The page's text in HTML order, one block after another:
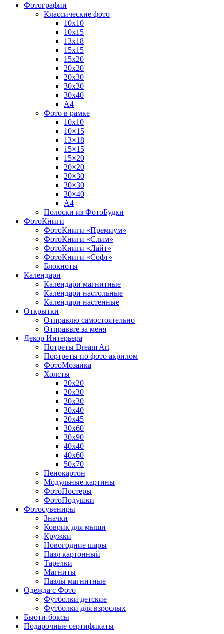
Фотографии
Классические фото
10х10
10х15
13х18
15х15
15х20
20х20
20х30
30х30
30х40
А4
Фото в рамке
10х10
10×15
13×18
15×15
15×20
20×20
20×30
30×30
30×40
A4
Полоски из ФотоБудки
ФотоКниги
ФотоКниги «Премиум»
ФотоКниги «Слим»
ФотоКниги «Лайт»
ФотоКниги «Софт»
Блокноты
Календари
Календари магнитные
Календари настольные
Календари настенные
Открытки
Отправлю самостоятельно
Отправьте за меня
Декор Интерьера
Потреты Dream Art
Портреты по фото акрилом
ФотоМозаика
Холсты
20х20
20х30
30х30
30х40
20х45
30х60
30х90
40х40
40х60
50х70
Пенокартон
Модульные картины
ФотоПостеры
ФотоПодушки
Фотоcувениры
Значки
Коврик для мыши
Кружки
Новогодние шары
Пазл картонный
Тарелки
Магниты
Пазлы магнитные
Одежда с Фото
Футболки детские
Футболки для взрослых
Бьюти-боксы
Подарочные сертификаты